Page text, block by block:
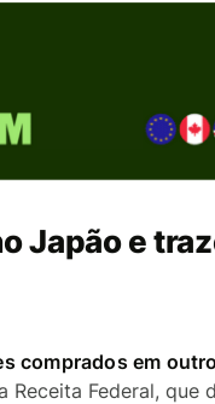
Japão e
comprados em
Federal, que